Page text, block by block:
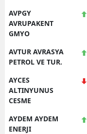
AVPGY
AVRUPAKENT
GMYO
AVTUR AVRASYA
PETROL VE TUR.
AYCES
ALTINYUNUS
CESME
AYDEM AYDEM
ENERJI